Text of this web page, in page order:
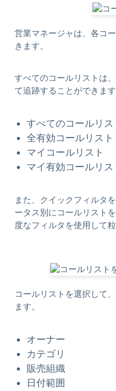
営業マネージャは、各コ
きます。
すべてのコールリストは
て追跡することができます
すべてのコールリス
全有効コールリスト
マイコールリスト
マイ有効コールリス
また、クイックフィルタ
ータス別にコールリスト
度なフィルタを使用して
コールリストを選択して
ます。
オーナー
カテゴリ
販売組織
日付範囲